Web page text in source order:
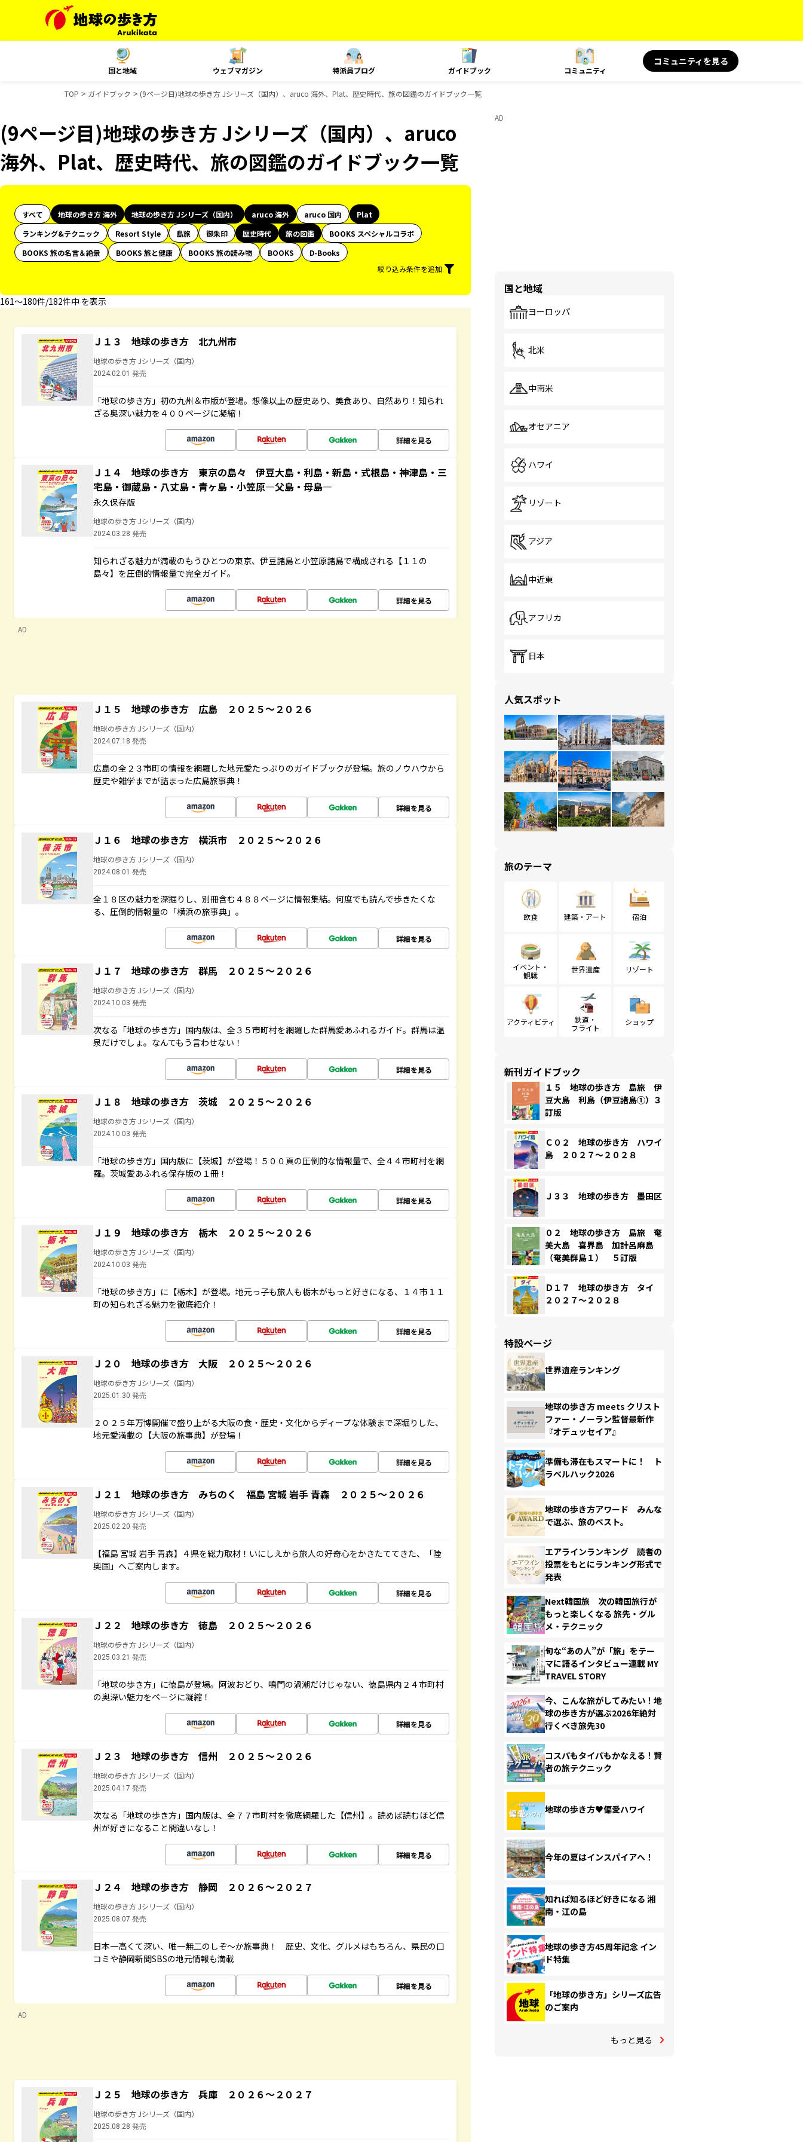
国と地域 ウェブマガジン 特派員ブログ ガイドブック コミュニティ
コミュニティを見る
TOP ガイドブック (9ページ目)地球の歩き方 Jシリーズ（国内）、aruco 海外、Plat、歴史時代、旅の図鑑のガイドブック一覧
(9ページ目)地球の歩き方 Jシリーズ（国内）、aruco
海外、Plat、歴史時代、旅の図鑑のガイドブック一覧
すべて 地球の歩き方 海外 地球の歩き方 Jシリーズ（国内） aruco 海外 aruco 国内
Plat
ランキング&テクニック
Resort Style 島旅 御朱印 歴史時代 旅の図鑑
BOOKS スペシャルコラボ
BOOKS 旅の名言＆絶景
BOOKS 旅と健康 BOOKS 旅の読み物 BOOKS
D-Books
絞り込み条件を追加
161〜180件/182件中 を表示
Ｊ１３ 地球の歩き方 北九州市
地球の歩き方 Jシリーズ（国内）
2024.02.01 発売
「地球の歩き方」初の九州＆市版が登場。想像以上の歴史あり、美食あり、自然あり！知られ
ざる奥深い魅力を４００ページに凝縮！
詳細を見る
Ｊ１４ 地球の歩き方 東京の島々 伊豆大島・利島・新島・式根島・神津島・三
宅島・御蔵島・八丈島・青ヶ島・小笠原―父島・母島―
永久保存版
地球の歩き方 Jシリーズ（国内）
2024.03.28 発売
知られざる魅力が満載のもうひとつの東京、伊豆諸島と小笠原諸島で構成される【１１の
島々】を圧倒的情報量で完全ガイド。
詳細を見る
AD
Ｊ１５ 地球の歩き方 広島 ２０２５～２０２６
地球の歩き方 Jシリーズ（国内）
2024.07.18 発売
広島の全２３市町の情報を網羅した地元愛たっぷりのガイドブックが登場。旅のノウハウから
歴史や雑学までが詰まった広島旅事典！
詳細を見る
Ｊ１６ 地球の歩き方 横浜市 ２０２５～２０２６
地球の歩き方 Jシリーズ（国内）
2024.08.01 発売
全１８区の魅力を深掘りし、別冊含む４８８ページに情報集結。何度でも読んで歩きたくな
る、圧倒的情報量の「横浜の旅事典」。
詳細を見る
Ｊ１７ 地球の歩き方 群馬 ２０２５～２０２６
地球の歩き方 Jシリーズ（国内）
2024.10.03 発売
次なる「地球の歩き方」国内版は、全３５市町村を網羅した群馬愛あふれるガイド。群馬は温
泉だけでしょ。なんてもう言わせない！
詳細を見る
Ｊ１８ 地球の歩き方 茨城 ２０２５～２０２６
地球の歩き方 Jシリーズ（国内）
2024.10.03 発売
「地球の歩き方」国内版に【茨城】が登場！５００頁の圧倒的な情報量で、全４４市町村を網
羅。茨城愛あふれる保存版の１冊！
詳細を見る
Ｊ１９ 地球の歩き方 栃木 ２０２５～２０２６
地球の歩き方 Jシリーズ（国内）
2024.10.03 発売
「地球の歩き方」に【栃木】が登場。地元っ子も旅人も栃木がもっと好きになる、１４市１１
町の知られざる魅力を徹底紹介！
詳細を見る
Ｊ２０ 地球の歩き方 大阪 ２０２５～２０２６
地球の歩き方 Jシリーズ（国内）
2025.01.30 発売
２０２５年万博開催で盛り上がる大阪の食・歴史・文化からディープな体験まで深堀りした、
地元愛満載の【大阪の旅事典】が登場！
詳細を見る
Ｊ２１ 地球の歩き方 みちのく 福島 宮城 岩手 青森 ２０２５～２０２６
地球の歩き方 Jシリーズ（国内）
2025.02.20 発売
【福島 宮城 岩手 青森】４県を総力取材！いにしえから旅人の好奇心をかきたててきた、「陸
奥国」へご案内します。
詳細を見る
Ｊ２２ 地球の歩き方 徳島 ２０２５～２０２６
地球の歩き方 Jシリーズ（国内）
2025.03.21 発売
「地球の歩き方」に徳島が登場。阿波おどり、鳴門の渦潮だけじゃない、徳島県内２４市町村
の奥深い魅力をページに凝縮！
詳細を見る
Ｊ２３ 地球の歩き方 信州 ２０２５～２０２６
地球の歩き方 Jシリーズ（国内）
2025.04.17 発売
次なる「地球の歩き方」国内版は、全７７市町村を徹底網羅した【信州】。読めば読むほど信
州が好きになること間違いなし！
詳細を見る
Ｊ２４ 地球の歩き方 静岡 ２０２６～２０２７
地球の歩き方 Jシリーズ（国内）
2025.08.07 発売
日本一高くて深い、唯一無二のしぞ～か旅事典！ 歴史、文化、グルメはもちろん、県民の口
コミや静岡新聞SBSの地元情報も満載
詳細を見る
AD
Ｊ２５ 地球の歩き方 兵庫 ２０２６～２０２７
地球の歩き方 Jシリーズ（国内）
2025.08.28 発売
AD
国と地域
ヨーロッパ
北米
中南米
オセアニア
ハワイ
リゾート
アジア
中近東
アフリカ
日本
人気スポット
旅のテーマ
飲食 建築・アート 宿泊
イベント・
観戦
世界遺産 リゾート
アクティビティ
鉄道・
フライト
ショップ
新刊ガイドブック
１５ 地球の歩き方 島旅 伊
豆大島 利島（伊豆諸島①）３
訂版
Ｃ０２ 地球の歩き方 ハワイ
島 ２０２７～２０２８
Ｊ３３ 地球の歩き方 墨田区
０２ 地球の歩き方 島旅 奄
美大島 喜界島 加計呂麻島
（奄美群島１） ５訂版
Ｄ１７ 地球の歩き方 タイ
２０２７～２０２８
特設ページ
世界遺産ランキング
地球の歩き方 meets クリスト
ファー・ノーラン監督最新作
『オデュッセイア』
準備も滞在もスマートに！ ト
ラベルハック2026
地球の歩き方アワード みんな
で選ぶ、旅のベスト。
エアラインランキング 読者の
投票をもとにランキング形式で
発表
Next韓国旅 次の韓国旅行が
もっと楽しくなる 旅先・グル
メ・テクニック
旬な“あの人”が「旅」をテー
マに語るインタビュー連載 MY
TRAVEL STORY
今、こんな旅がしてみたい！地
球の歩き方が選ぶ2026年絶対
行くべき旅先30
コスパもタイパもかなえる！賢
者の旅テクニック
地球の歩き方♥偏愛ハワイ
今年の夏はインスパイアへ！
知れば知るほど好きになる 湘
南・江の島
地球の歩き方45周年記念 イン
ド特集
「地球の歩き方」シリーズ広告
のご案内
もっと見る